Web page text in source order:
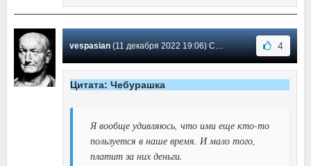
vespasian(11 декабря 2022 19:06) Сообщение #1823 4
Цитата: Чебурашка
Я вообще удивляюсь, что ими еще кто-то
пользуется в наше время. И мало того,
платит за них деньги.